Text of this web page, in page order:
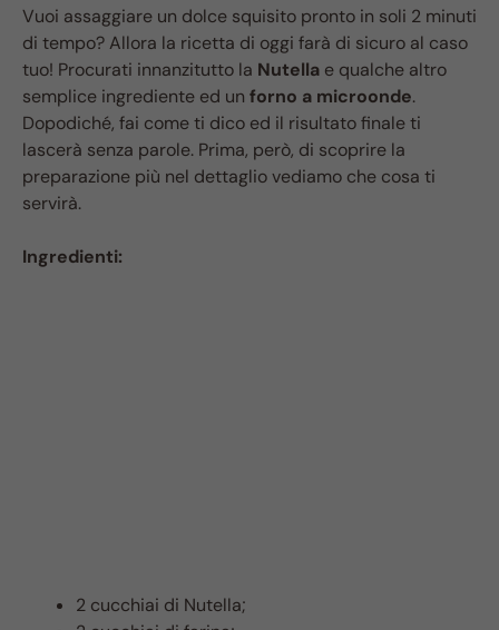
Vuoi assaggiare un dolce squisito pronto in soli 2 minuti
di tempo? Allora la ricetta di oggi farà di sicuro al caso
tuo! Procurati innanzitutto la Nutella e qualche altro
semplice ingrediente ed un forno a microonde.
Dopodiché, fai come ti dico ed il risultato finale ti
lascerà senza parole. Prima, però, di scoprire la
preparazione più nel dettaglio vediamo che cosa ti
servirà.
Ingredienti:
2 cucchiai di Nutella;